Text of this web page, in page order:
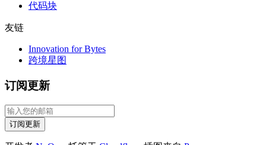
代码块
友链
Innovation for Bytes
跨境星图
订阅更新
订阅更新